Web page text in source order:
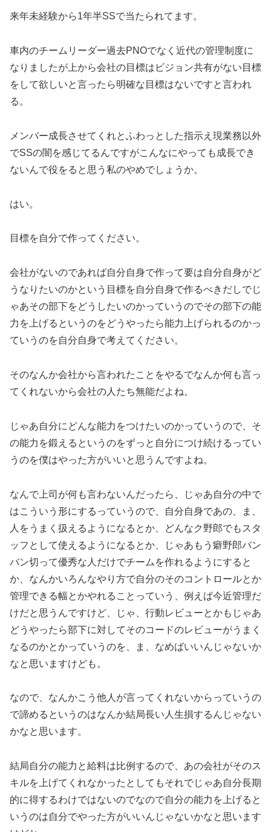
来年未経験から1年半SSで当たられてます。
車内のチームリーダー過去PNOでなく近代の管理制度に
なりましたが上から会社の目標はビジョン共有がない目標
をして欲しいと言ったら明確な目標はないですと言われ
る。
メンバー成長させてくれとふわっとした指示え現業務以外
でSSの闇を感じてるんですがこんなにやっても成長でき
ないんで役をると思う私のやめでしょうか。
はい。
目標を自分で作ってください。
会社がないのであれば自分自身で作って要は自分自身がど
うなりたいのかという目標を自分自身で作るべきだしでじ
ゃあその部下をどうしたいのかっていうのでその部下の能
力を上げるというのをどうやったら能力上げられるのかっ
ていうのを自分自身で考えてください。
そのなんか会社から言われたことをやるでなんか何も言っ
てくれないから会社の人たち無能だよね。
じゃあ自分にどんな能力をつけたいのかっていうので、そ
の能力を鍛えるというのをずっと自分につけ続けるってい
うのを僕はやった方がいいと思うんですよね。
なんで上司が何も言わないんだったら、じゃあ自分の中で
はこういう形にするっていうので、自分自身であの、ま、
人をうまく扱えるようになるとか、どんなク野郎でもスタ
ッフとして使えるようになるとか、じゃあもう癖野郎バン
バン切って優秀な人だけでチームを作れるようにすると
か、なんかいろんなやり方で自分のそのコントロールとか
管理できる幅とかやれることっていう、例えば今近管理だ
けだと思うんですけど、じゃ、行動レビューとかもじゃあ
どうやったら部下に対してそのコードのレビューがうまく
なるのかとかっていうのを、ま、なめばいいんじゃないか
なと思いますけども。
なので、なんかこう他人が言ってくれないからっていうの
で諦めるというのはなんか結局長い人生損するんじゃない
かなと思います。
結局自分の能力と給料は比例するので、あの会社がそのス
キルを上げてくれなかったとしてもそれでじゃあ自分長期
的に得するわけではないのでなので自分の能力を上げると
いうのは自分でやった方がいいんじゃないかなと思います